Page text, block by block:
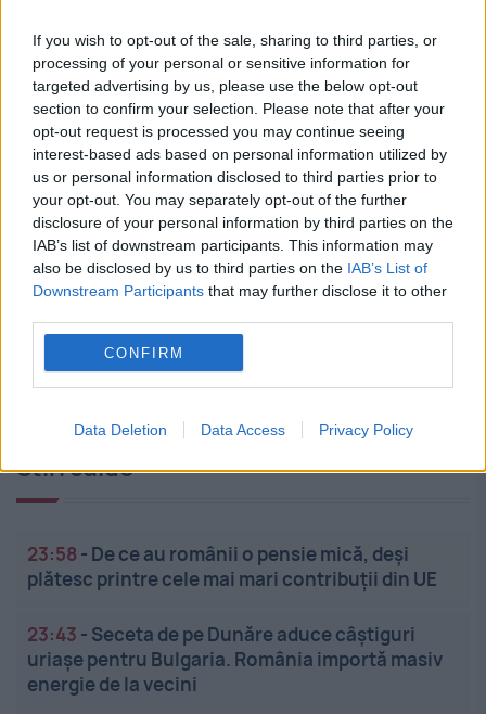
If you wish to opt-out of the sale, sharing to third parties, or
processing of your personal or sensitive information for
targeted advertising by us, please use the below opt-out
section to confirm your selection. Please note that after your
opt-out request is processed you may continue seeing
interest-based ads based on personal information utilized by
us or personal information disclosed to third parties prior to
your opt-out. You may separately opt-out of the further
disclosure of your personal information by third parties on the
IAB’s list of downstream participants. This information may
also be disclosed by us to third parties on the IAB’s List of
Downstream Participants that may further disclose it to other
CONFIRM
Data Deletion Data Access Privacy Policy
21 FEBRUARIE 2009
MUTAREA ZILEI Preşedintele Tineretului
Social Democrat (TSD) Bucureşti, Bogdan
Georgescu, a preluat funcţia de
vicepreşedinte al Autorităţii pentru
Valorificarea Activelor Statului (AVAS).
Georgescu este un apropiat al liderului PSD
București,...
Stiri calde
23:58 - De ce au românii o pensie mică, deși
plătesc printre cele mai mari contribuții din UE
23:43 - Seceta de pe Dunăre aduce câștiguri
uriașe pentru Bulgaria. România importă masiv
energie de la vecini